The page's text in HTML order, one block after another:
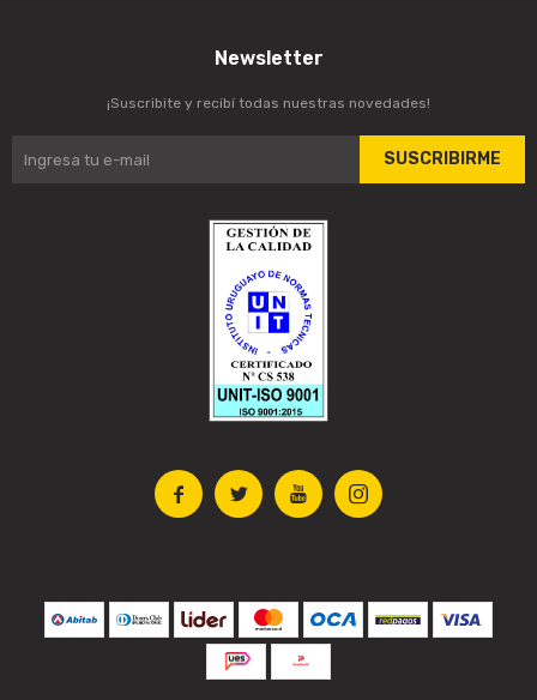
   
Newsletter
¡Suscribite y recibí todas nuestras novedades!
SUSCRIBIRME